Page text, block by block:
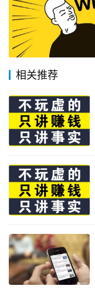
相关推荐